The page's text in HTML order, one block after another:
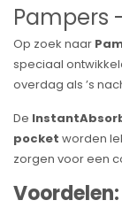
Pampers
Op zoek naar
speciaal
overdag als ’s
De
pocket worden
zorgen voor een
Voordelen: